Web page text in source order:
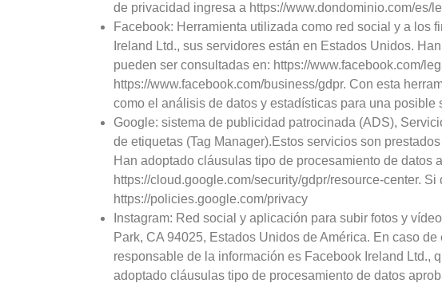
de privacidad ingresa a https://www.dondominio.com/es/
Facebook: Herramienta utilizada como red social y a los
Ireland Ltd., sus servidores están en Estados Unidos.
pueden ser consultadas en: https://www.facebook.com/
https://www.facebook.com/business/gdpr. Con esta
como el análisis de datos y estadísticas para una posible
Google: sistema de publicidad patrocinada (ADS),
de etiquetas (Tag Manager).Estos servicios son
Han adoptado cláusulas tipo de procesamiento de
https://cloud.google.com/security/gdpr/resource-center.
https://policies.google.com/privacy
Instagram: Red social y aplicación para subir fotos y
Park, CA 94025, Estados Unidos de América. En caso
responsable de la información es Facebook Ireland Ltd.,
adoptado cláusulas tipo de procesamiento de datos